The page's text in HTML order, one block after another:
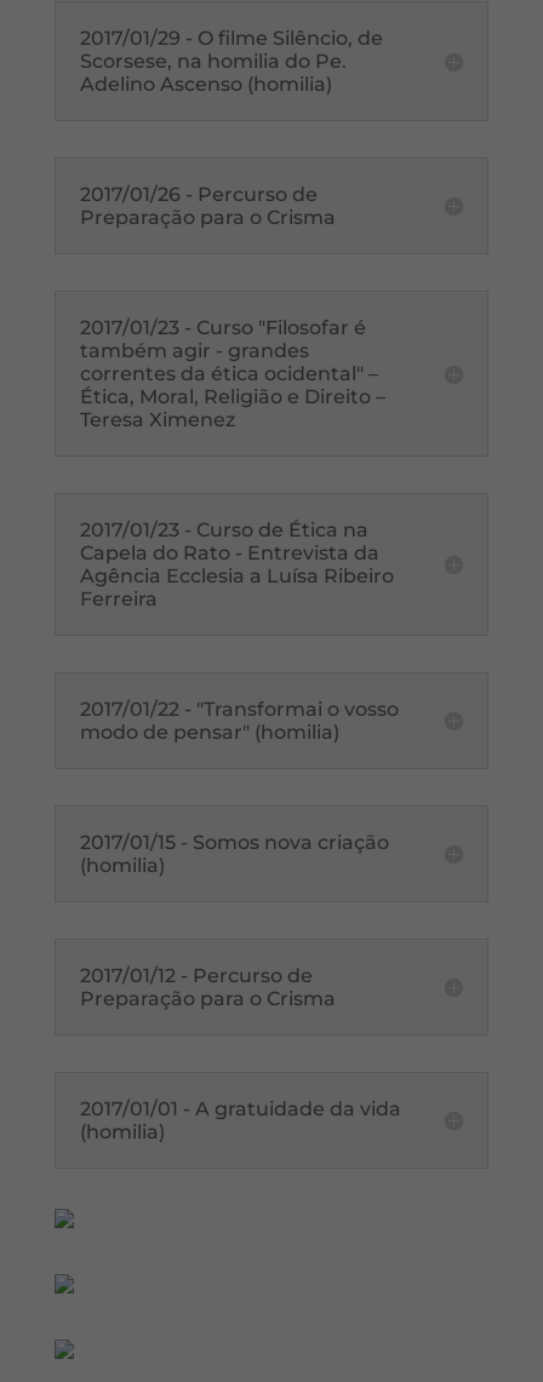
2017/01/29 - O filme Silêncio, de
Scorsese, na homilia do Pe.
Adelino Ascenso (homilia)
2017/01/26 - Percurso de
Preparação para o Crisma
2017/01/23 - Curso "Filosofar é
também agir - grandes
correntes da ética ocidental" –
Ética, Moral, Religião e Direito –
Teresa Ximenez
2017/01/23 - Curso de Ética na
Capela do Rato - Entrevista da
Agência Ecclesia a Luísa Ribeiro
Ferreira
2017/01/22 - "Transformai o vosso
modo de pensar" (homilia)
2017/01/15 - Somos nova criação
(homilia)
2017/01/12 - Percurso de
Preparação para o Crisma
2017/01/01 - A gratuidade da vida
(homilia)